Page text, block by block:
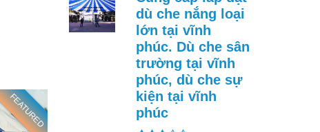
FEATURED FEATURED
dù che nắng loại
lớn tại vĩnh
phúc. Dù che sân
trường tại vĩnh
phúc, dù che sự
kiện tại vĩnh
phúc